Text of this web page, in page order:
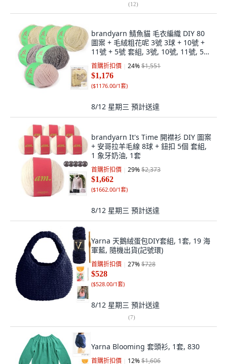
(12)
brandyarn 鯖魚貓 毛衣編織 DIY 80
圖案 + 毛絨粗花呢 3號 3球 + 10號 +
11號 + 5號 套組, 3號, 10號, 11號, 5號
(編織線), 1套
首購折扣價 24%$1,551
$1,176
($1176.00/1套)
8/12 星期三 預計送達
brandyarn It's Time 開襟衫 DIY 圖案
+ 安哥拉羊毛線 8球 + 鈕扣 5個 套組,
1 象牙奶油, 1套
首購折扣價 29%$2,373
$1,662
($1662.00/1套)
8/12 星期三 預計送達
Yarna 天鵝絨蛋包DIY套組, 1套, 19 海
軍藍, 隨機出貨(記號環)
首購折扣價 27%$728
$528
($528.00/1套)
8/12 星期三 預計送達
(7)
Yarna Blooming 套頭衫, 1套, 830
首購折扣價 12%$1,606